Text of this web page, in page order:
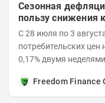
Сезонная
пользу снижения
С 28 июля по 3
потребительских цен
0,17% двумя
Freedom Finance